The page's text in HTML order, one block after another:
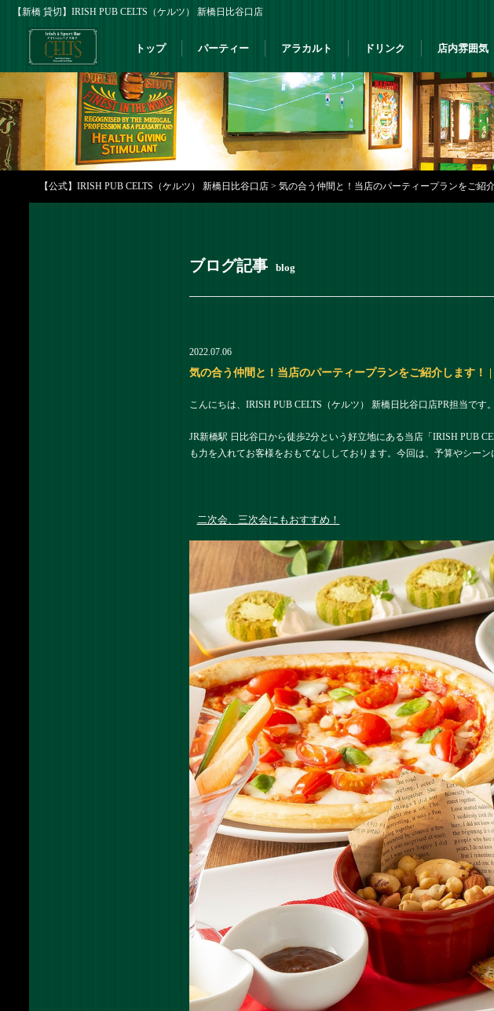
【新橋 貸切】IRISH PUB CELTS（ケルツ） 新橋日比谷口店
トップ パーティー アラカルト ドリンク 店内雰囲気
【公式】IRISH PUB CELTS（ケルツ） 新橋日比谷口店 > 気の合う仲間と！当店のパーティープランをご紹
ブログ記事 blog
2022.07.06
気の合う仲間と！当店のパーティープランをご紹介します！
こんにちは、IRISH PUB CELTS（ケルツ） 新橋日比谷口店PR担当です。
JR新橋駅 日比谷口から徒歩2分という好立地にある当店「IRISH PUB
も力を入れてお客様をおもてなししております。今回は、予算やシー
二次会、三次会にもおすすめ！